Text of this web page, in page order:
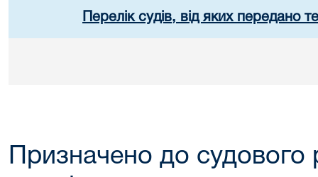
Перелік судів, від яких передано
Призначено до судового